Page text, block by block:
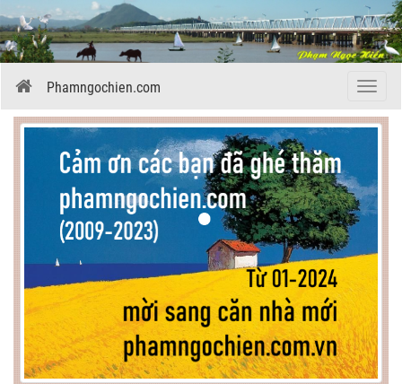
Menu
Phamngochien.com